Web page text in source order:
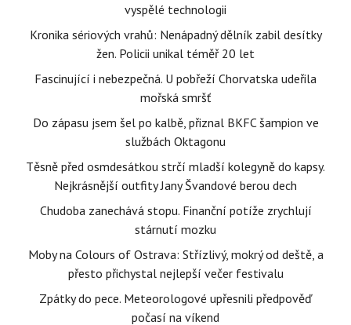
vyspělé technologii
Kronika sériových vrahů: Nenápadný dělník zabil desítky
žen. Policii unikal téměř 20 let
Fascinující i nebezpečná. U pobřeží Chorvatska udeřila
mořská smršť
Do zápasu jsem šel po kalbě, přiznal BKFC šampion ve
službách Oktagonu
Těsně před osmdesátkou strčí mladší kolegyně do kapsy.
Nejkrásnější outfity Jany Švandové berou dech
Chudoba zanechává stopu. Finanční potíže zrychlují
stárnutí mozku
Moby na Colours of Ostrava: Střízlivý, mokrý od deště, a
přesto přichystal nejlepší večer festivalu
Zpátky do pece. Meteorologové upřesnili předpověď
počasí na víkend